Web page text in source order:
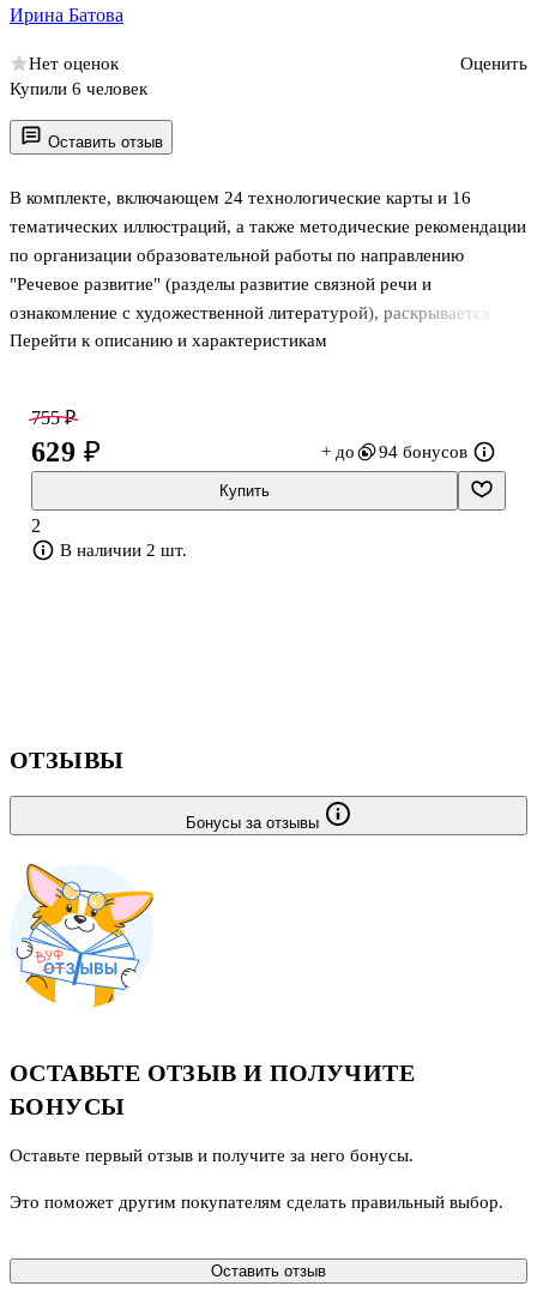
Оставить отзыв
В комплекте, включающем 24 технологические карты и 16
тематических иллюстраций, а также методические рекомендации
по организации образовательной работы по направлению
"Речевое развитие" (разделы развитие связной речи и
ознакомление с художественной литературой), раскрывается
система работы по ознакомлению детей 5-6 лет с живым словом
совершенствованию речи дошкольников, обогащению
словарного запаса, формированию умения правильно строить
речевые высказывания в соответствии с ФГОС ДО, освещена
методика развития словесного творчества детей младшего
дошкольного возраста, рассмотрены с
Перейти к описанию и характеристикам
Ирина Батова
Нет оценок
Оценить
Купили 6 человек
755 ₽
629 ₽ + до 94 бонусов
Купить
2
В наличии 2 шт.
ОТЗЫВЫ
Бонусы за отзывы
ОСТАВЬТЕ ОТЗЫВ И ПОЛУЧИТЕ
БОНУСЫ
Оставьте первый отзыв и получите за него бонусы.
Это поможет другим покупателям сделать правильный выбор.
Оставить отзыв